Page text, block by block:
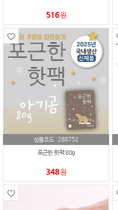
516원
상품코드 :288752
포근한 핫팩 80g
348원